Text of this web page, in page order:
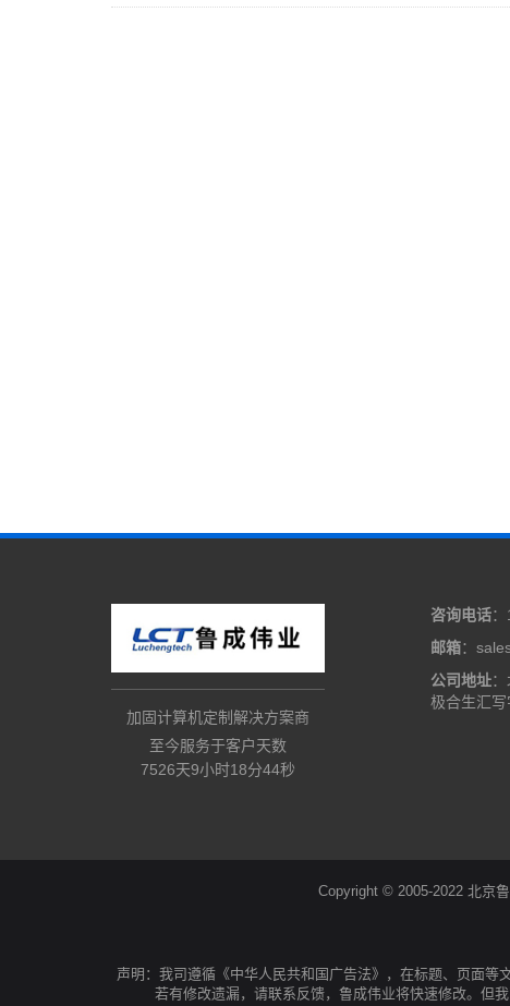
加固计算机定制解决方案商
至今服务于客户天数
7526天9小时18分45秒
咨询电话：
邮箱：
公司地址：
极合生汇
Copyright © 2005-2022 北京
声明：我司遵循《中华人民共和国广告法》，在标题、页面等
若有修改遗漏，请联系反馈，鲁成伟业将快速修改。但